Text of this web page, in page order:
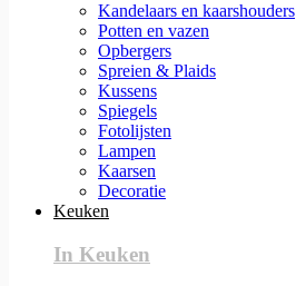
Kandelaars en kaarshouders
Potten en vazen
Opbergers
Spreien & Plaids
Kussens
Spiegels
Fotolijsten
Lampen
Kaarsen
Decoratie
Keuken
In Keuken